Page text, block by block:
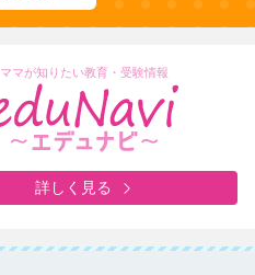
ママが知りたい教育・受験情報
詳しく見る